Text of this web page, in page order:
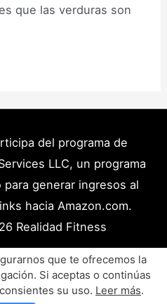
que las verduras son
del programa de
LLC, un programa
generar ingresos al
hacia Amazon.com.
Realidad Fitness
Términos y Condiciones
Contacto
Artículos
que te ofrecemos la
Si aceptas o continúas
su uso. Leer más.